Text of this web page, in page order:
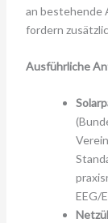
an bestehende
fordern
Ausführliche
EEG/